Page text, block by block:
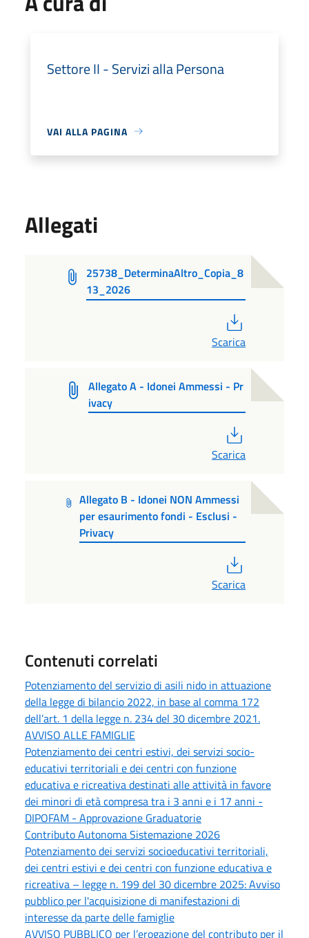
Settore II - Servizi alla Persona
VAI ALLA PAGINA
Allegati
25738_DeterminaAltro_Copia_8
13_2026
Scarica
Allegato A - Idonei Ammessi - Pr
ivacy
Scarica
Allegato B - Idonei NON Ammessi
per esaurimento fondi - Esclusi -
Privacy
Scarica
Contenuti correlati
Potenziamento del servizio di asili nido in attuazione
della legge di bilancio 2022, in base al comma 172
dell’art. 1 della legge n. 234 del 30 dicembre 2021.
AVVISO ALLE FAMIGLIE
Potenziamento dei centri estivi, dei servizi socio-
educativi territoriali e dei centri con funzione
educativa e ricreativa destinati alle attività in favore
dei minori di età compresa tra i 3 anni e i 17 anni -
DIPOFAM - Approvazione Graduatorie
Contributo Autonoma Sistemazione 2026
Potenziamento dei servizi socioeducativi territoriali,
dei centri estivi e dei centri con funzione educativa e
ricreativa – legge n. 199 del 30 dicembre 2025: Avviso
pubblico per l'acquisizione di manifestazioni di
interesse da parte delle famiglie
AVVISO PUBBLICO per l’erogazione del contributo per il